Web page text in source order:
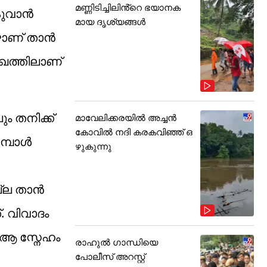
താൻ
തനിക്ക്
താൻ
സ്നേഹം
മണ്ണിടിച്ചിലിൻ്റെ ഭയാനക
മായ ദൃശ്യങ്ങൾ
മാവേലിക്കരയിൽ അച്ചൻ
കോവിൽ നദി കരകവിഞ്ഞ് ഒ
ഴുകുന്നു
രാഹുൽ ഗാന്ധിയെ
പോലീസ് അറസ്റ്റ്